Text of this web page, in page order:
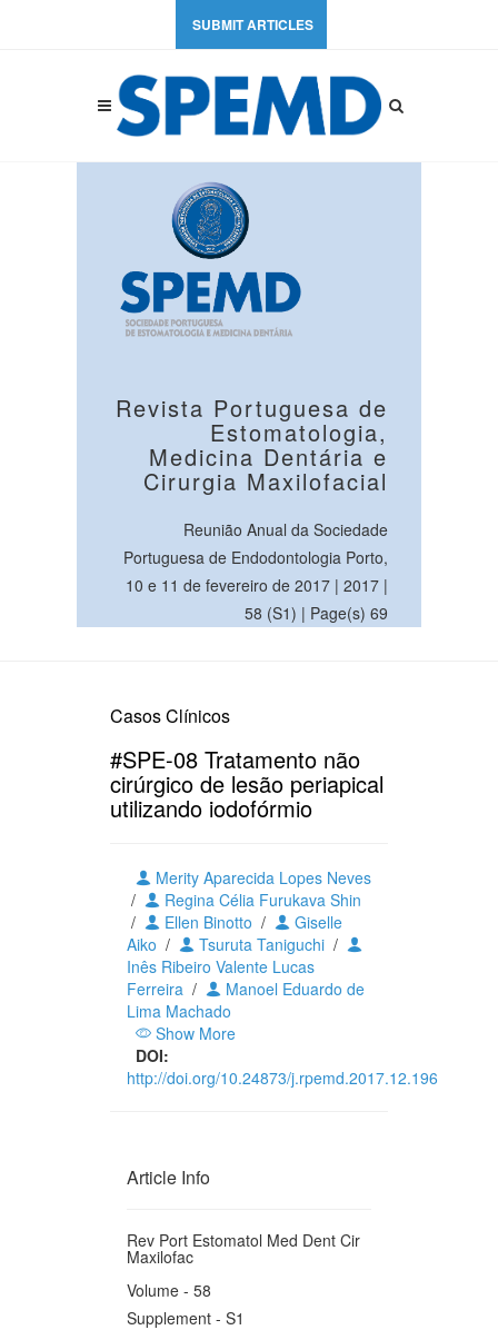
SUBMIT ARTICLES
Revista Portuguesa de
Estomatologia,
Medicina Dentária e
Cirurgia Maxilofacial
Reunião Anual da Sociedade
Portuguesa de Endodontologia Porto,
10 e 11 de fevereiro de 2017 | 2017 |
58 (S1) | Page(s) 69
Casos Clínicos
#SPE-08 Tratamento não
cirúrgico de lesão periapical
utilizando iodofórmio
Merity Aparecida Lopes Neves
/
Regina Célia Furukava Shin
/
Ellen Binotto /
Giselle
Aiko / Tsuruta Taniguchi /
Inês Ribeiro Valente Lucas
Ferreira /
Manoel Eduardo de
Lima Machado
Show More
DOI:
http://doi.org/10.24873/j.rpemd.2017.12.196
Article Info
Rev Port Estomatol Med Dent Cir
Maxilofac
Volume - 58
Supplement - S1